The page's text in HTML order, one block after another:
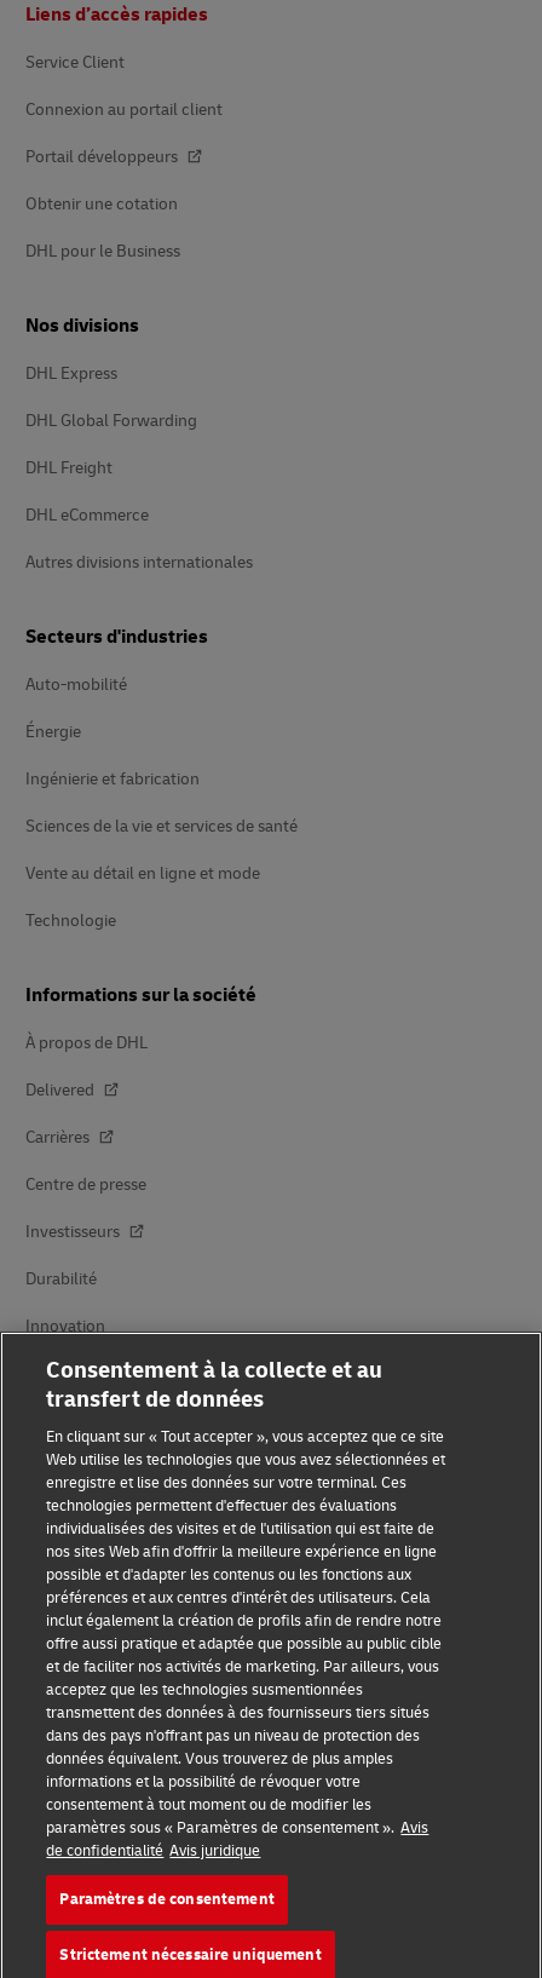
de
Liens d’accès rapides
Service Client
Connexion au portail client
Portail développeurs
Obtenir une cotation
DHL pour le Business
Nos divisions
DHL Express
DHL Global Forwarding
DHL Freight
DHL eCommerce
Autres divisions internationales
Secteurs d'industries
Auto-mobilité
Énergie
Ingénierie et fabrication
Sciences de la vie et services de santé
Vente au détail en ligne et mode
Technologie
Informations sur la société
À propos de DHL
Delivered
Carrières
Centre de presse
Investisseurs
Durabilité
Innovation
Événements
Sensibilisation à la fraude
Mention légale
Conditions d’utilisation
Avis de confidentialité
Informations complémentaires
Paramètres des cookies
Suivez-nous
Consentement à la collecte et au
transfert de données
En cliquant sur « Tout accepter », vous acceptez que ce site
Web utilise les technologies que vous avez sélectionnées et
enregistre et lise des données sur votre terminal. Ces
technologies permettent d'effectuer des évaluations
individualisées des visites et de l'utilisation qui est faite de
nos sites Web afin d'offrir la meilleure expérience en ligne
possible et d'adapter les contenus ou les fonctions aux
préférences et aux centres d'intérêt des utilisateurs. Cela
inclut également la création de profils afin de rendre notre
offre aussi pratique et adaptée que possible au public cible
et de faciliter nos activités de marketing. Par ailleurs, vous
acceptez que les technologies susmentionnées
transmettent des données à des fournisseurs tiers situés
dans des pays n'offrant pas un niveau de protection des
données équivalent. Vous trouverez de plus amples
informations et la possibilité de révoquer votre
consentement à tout moment ou de modifier les
paramètres sous « Paramètres de consentement ». Avis
de confidentialité Avis juridique
Paramètres de consentement
Strictement nécessaire uniquement